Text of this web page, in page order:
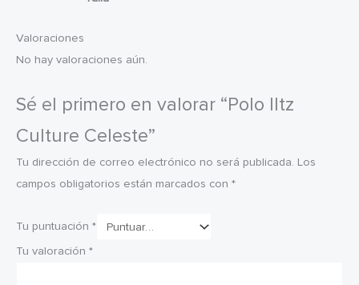
Valoraciones
No hay valoraciones aún.
Sé el primero en valorar “Polo Iltz
Culture Celeste”
Tu dirección de correo electrónico no será publicada. Los
campos obligatorios están marcados con *
Tu puntuación *
Tu valoración *